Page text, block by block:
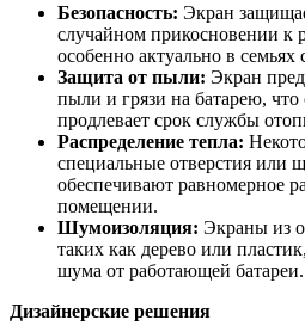
Безопасность: Экран
случайном прикосновении к
особенно актуально в
Защита от пыли: Экран
пыли и грязи на батарею, что
продлевает срок службы
Распределение тепла:
специальные отверстия или
обеспечивают равномерное
помещении.
Шумоизоляция: Экраны из
таких как дерево или
шума от работающей батареи.
Дизайнерские решения